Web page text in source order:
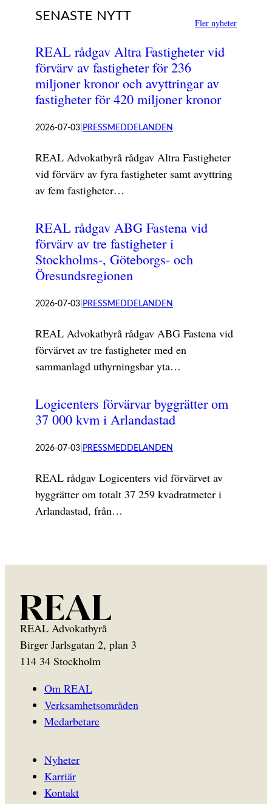
SENASTE NYTT Fler nyheter
REAL rådgav Altra Fastigheter vid
förvärv av fastigheter för 236
miljoner kronor och avyttringar av
fastigheter för 420 miljoner kronor
2026-07-03 PRESSMEDDELANDEN
REAL Advokatbyrå rådgav Altra Fastigheter
vid förvärv av fyra fastigheter samt avyttring
av fem fastigheter…
REAL rådgav ABG Fastena vid
förvärv av tre fastigheter i
Stockholms-, Göteborgs- och
Öresundsregionen
2026-07-03 PRESSMEDDELANDEN
REAL Advokatbyrå rådgav ABG Fastena vid
förvärvet av tre fastigheter med en
sammanlagd uthyrningsbar yta…
Logicenters förvärvar byggrätter om
37 000 kvm i Arlandastad
2026-07-03 PRESSMEDDELANDEN
REAL rådgav Logicenters vid förvärvet av
byggrätter om totalt 37 259 kvadratmeter i
Arlandastad, från…
REAL Advokatbyrå
Birger Jarlsgatan 2, plan 3
114 34 Stockholm
Om REAL
Verksamhetsområden
Medarbetare
Nyheter
Karriär
Kontakt